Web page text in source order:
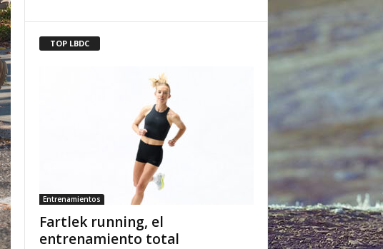
TOP LBDC
Entrenamientos
Fartlek running, el
entrenamiento total